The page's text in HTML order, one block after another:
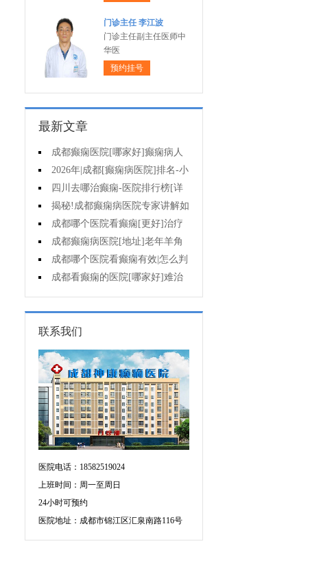
门诊主任 李江波
门诊主任副主任医师中
华医
预约挂号
最新文章
成都癫痫医院[哪家好]癫痫病人
能活多久?
2026年|成都[癫痫病医院]排名-小
儿癫痫症状是什么?
四川去哪治癫痫-医院排行榜[详
细排名]儿童癫痫治疗要注意什么?
揭秘!成都癫痫病医院专家讲解如
何避免癫痫病的遗传给孩子?
成都哪个医院看癫痫[更好]治疗
癫痫的药物不良反应是什么?
成都癫痫病医院[地址]老年羊角
风心理怎么调整?
成都哪个医院看癫痫有效|怎么判
断癫痫有没有发作?
成都看癫痫的医院[哪家好]难治
性癫痫怎么治疗呢?
联系我们
医院电话：18582519024
上班时间：周一至周日
24小时可预约
医院地址：成都市锦江区汇泉南路116号